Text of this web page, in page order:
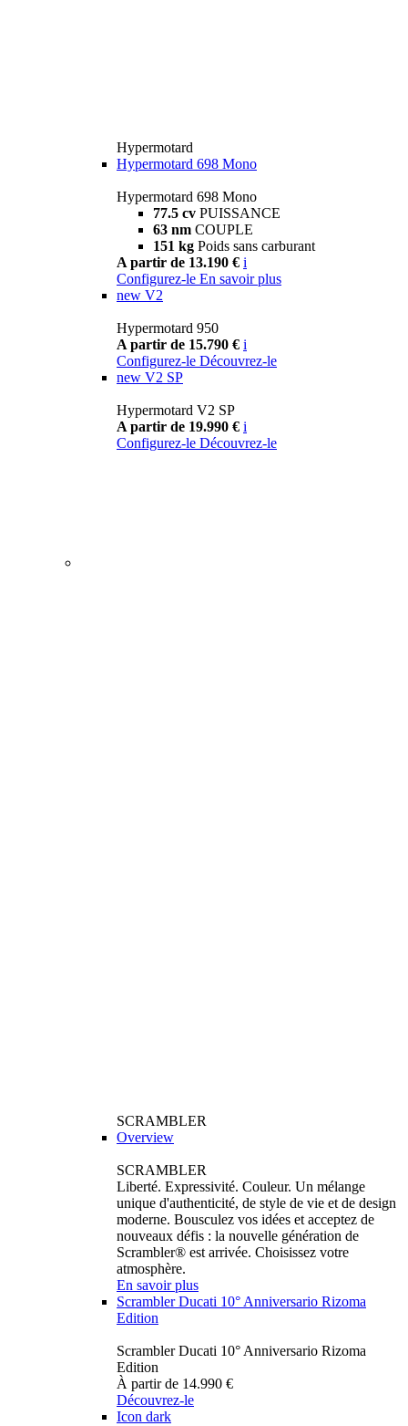
Hypermotard
Hypermotard 698 Mono
Hypermotard 698 Mono
77.5 cv PUISSANCE
63 nm COUPLE
151 kg Poids sans carburant
A partir de 13.190 € i
Configurez-le En savoir plus
new V2
Hypermotard 950
A partir de 15.790 € i
Configurez-le Découvrez-le
new V2 SP
Hypermotard V2 SP
A partir de 19.990 € i
Configurez-le Découvrez-le
SCRAMBLER
Overview
SCRAMBLER
Liberté. Expressivité. Couleur. Un mélange
unique d'authenticité, de style de vie et de design
moderne. Bousculez vos idées et acceptez de
nouveaux défis : la nouvelle génération de
Scrambler® est arrivée. Choisissez votre
atmosphère.
En savoir plus
Scrambler Ducati 10° Anniversario Rizoma
Edition
Scrambler Ducati 10° Anniversario Rizoma
Edition
À partir de 14.990 €
Découvrez-le
Icon dark